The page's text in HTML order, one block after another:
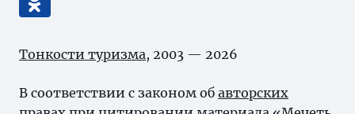
Тонкости туризма, 2003 — 2026
В соответствии с законом об авторских